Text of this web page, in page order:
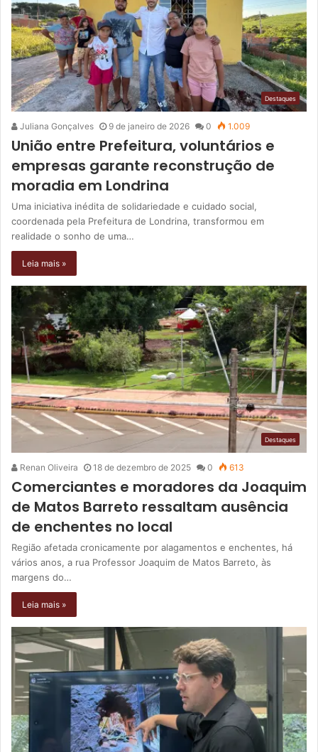
Destaques
Juliana Gonçalves 9 de janeiro de 2026 0 1.009
União entre Prefeitura, voluntários e
empresas garante reconstrução de
moradia em Londrina
Uma iniciativa inédita de solidariedade e cuidado social,
coordenada pela Prefeitura de Londrina, transformou em
realidade o sonho de uma…
Leia mais »
Destaques
Renan Oliveira 18 de dezembro de 2025 0 613
Comerciantes e moradores da Joaquim
de Matos Barreto ressaltam ausência
de enchentes no local
Região afetada cronicamente por alagamentos e enchentes, há
vários anos, a rua Professor Joaquim de Matos Barreto, às
margens do…
Leia mais »